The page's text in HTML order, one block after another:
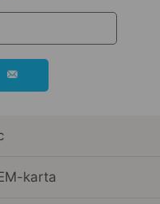
karta